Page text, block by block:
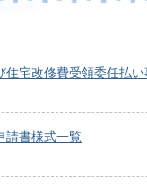
住宅改修費受領委任払
請書様式一覧